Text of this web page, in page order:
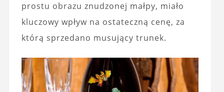
prostu obrazu znudzonej małpy, miało
kluczowy wpływ na ostateczną cenę, za
którą sprzedano musujący trunek.